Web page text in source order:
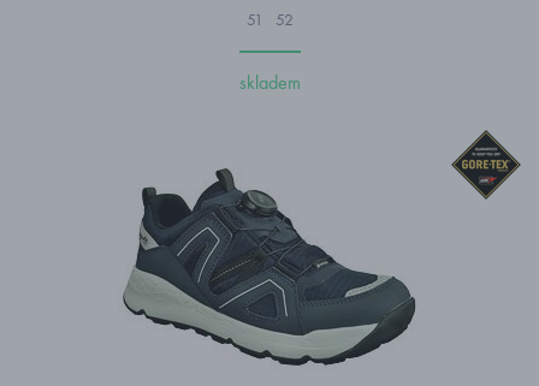
51 52
skladem